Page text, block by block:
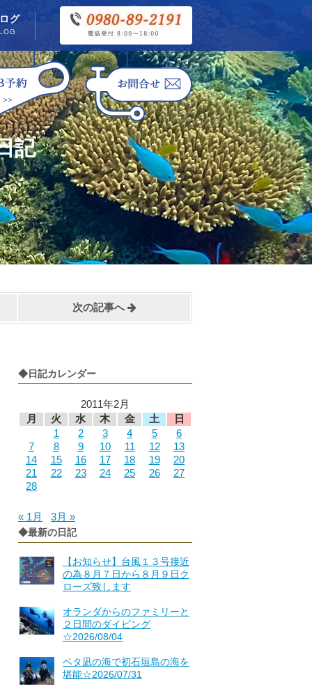
グ
記
次の記事へ
◆日記カレンダー
2011年2月
月
火 水 木 金 土
日
1
2 3 4 5
6
7
8 9 10 11 12
13
14
15 16 17 18 19
20
21
22 23 24 25 26
27
28
« 1月 3月 »
◆最新の日記
【お知らせ】台風１３号接近
の為８月７日から８月９日ク
ローズ致します
オランダからのファミリーと
２日間のダイビング
☆2026/08/04
ベタ凪の海で初石垣島の海を
堪能☆2026/07/31